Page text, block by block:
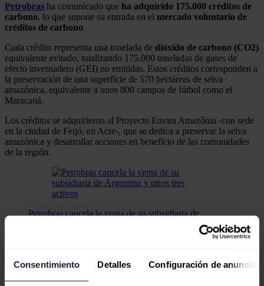
Consentimiento Detalles Configuración de anuncios
Petrobras ha comunicado que ha adquirido 175.000 créditos de
carbono, lo que supone su entrada en el mercado voluntario de
créditos de carbono.
Cada crédito representa una tonelada de dióxido de carbono (CO2)
equivalente evitado, totalizando 175.000 toneladas de gases de
efecto invernadero (GEI) no emitidas. Estos créditos corresponden a
la preservación de una superficie de 570 hectáreas de selva
amazónica, equivalente a unos 800 campos de fútbol como el
Maracaná.
Los créditos se adquirieron al Proyecto Envira Amazônia -con sede
en la ciudad de Feijó, en Acre-, que se dedica a preservar la selva
amazónica y desarrollar acciones en beneficio de las comunidades
de la región.
Petrobras cancela la venta de su subsidiaria de
Petrobras canceló los procesos de venta de cuatro de